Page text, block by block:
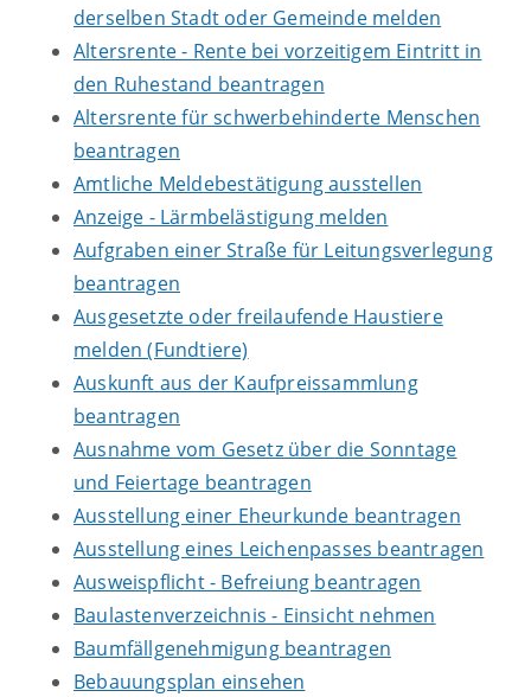
derselben Stadt oder Gemeinde melden
Altersrente - Rente bei vorzeitigem Eintritt in
den Ruhestand beantragen
Altersrente für schwerbehinderte Menschen
beantragen
Amtliche Meldebestätigung ausstellen
Anzeige - Lärmbelästigung melden
Aufgraben einer Straße für Leitungsverlegung
beantragen
Ausgesetzte oder freilaufende Haustiere
melden (Fundtiere)
Auskunft aus der Kaufpreissammlung
beantragen
Ausnahme vom Gesetz über die Sonntage
und Feiertage beantragen
Ausstellung einer Eheurkunde beantragen
Ausstellung eines Leichenpasses beantragen
Ausweispflicht - Befreiung beantragen
Baulastenverzeichnis - Einsicht nehmen
Baumfällgenehmigung beantragen
Bebauungsplan einsehen